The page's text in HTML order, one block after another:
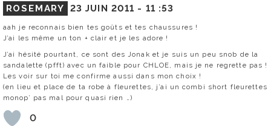
ROSEMARY 23 JUIN 2011 - 11 :53
aah je reconnais bien tes goûts et tes chaussures !
J’ai les même un ton + clair et je les adore !
J’ai hésité pourtant, ce sont des Jonak et je suis un peu snob de la
sandalette (pfft) avec un faible pour CHLOE, mais je ne regrette pas !
Les voir sur toi me confirme aussi dans mon choix !
(en lieu et place de ta robe à fleurettes, j’ai un combi short fleurettes
monop’ pas mal pour quasi rien …)
0